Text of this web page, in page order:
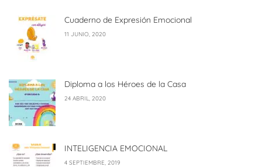
Cuaderno de Expresión Emocional
11 JUNIO, 2020
Diploma a los Héroes de la Casa
24 ABRIL, 2020
INTELIGENCIA EMOCIONAL
4 SEPTIEMBRE, 2019